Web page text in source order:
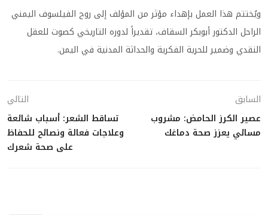
ويُختتم هذا العمل بإهداء مؤثر من المؤلف إلى روح الفيلسوف اليمني
الراحل الدكتور أبوبكر السقاف، تقديراً لدوره التاريخي كصوت للعقل
النقدي وضمير للحرية الفكرية والحداثة المدنية في اليمن.
السابق
عصير الكرز الحامض: مشروب
مسائي يعزز صحة دماغك
التالي
تساقط الشعر: أسباب شائعة
وعلاجات فعالة ونصائح للحفاظ
على صحة شعرك